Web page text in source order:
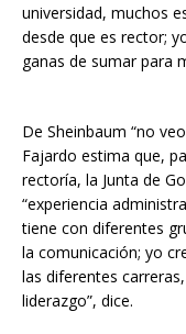
universidad, muchos
desde que es rector;
ganas de sumar para
De Sheinbaum “no
Fajardo estima que,
rectoría, la Junta de
“experiencia
tiene con diferentes
la comunicación; yo
las diferentes
liderazgo”, dice.